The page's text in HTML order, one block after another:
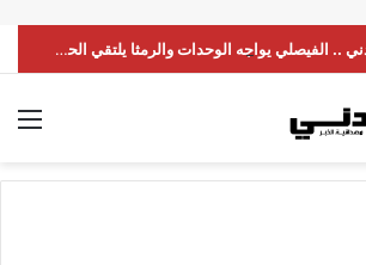
كأس السوبر الأردني .. الفيصلي يواجه الوحدات والرمثا يلتقي الحسين